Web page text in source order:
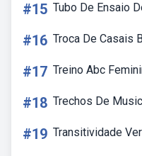
#15 Tubo De Ensaio
#16 Troca De Casais
#17 Treino Abc
#18 Trechos De
#19 Transitividade